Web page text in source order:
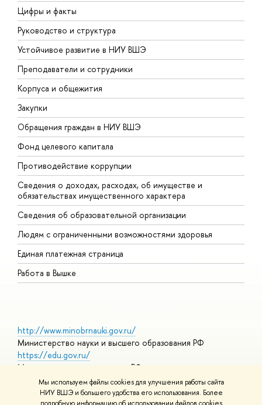
Мы используем файлы cookies для улучшения работы сайта
НИУ ВШЭ и большего удобства его использования. Более
Цифры и факты
Руководство и структура
Устойчивое развитие в НИУ ВШЭ
Преподаватели и сотрудники
Корпуса и общежития
Закупки
Обращения граждан в НИУ ВШЭ
Фонд целевого капитала
Противодействие коррупции
Сведения о доходах, расходах, об имуществе и
обязательствах имущественного характера
Сведения об образовательной организации
Людям с ограниченными возможностями здоровья
Единая платежная страница
Работа в Вышке
http://www.minobrnauki.gov.ru/
Министерство науки и высшего образования РФ
https://edu.gov.ru/
Министерство просвещения РФ
https://elearning.hse.ru/mooc
Массовые открытые онлайн-курсы